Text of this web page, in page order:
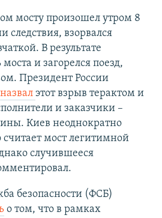
мосту произошел утром 8
следствия, взорвался
В результате
и загорелся поезд,
Президент России
назвал этот взрыв терактом и
и заказчики –
Киев неоднократно
считает мост легитимной
случившееся
безопасности (ФСБ)
о том, что в рамках